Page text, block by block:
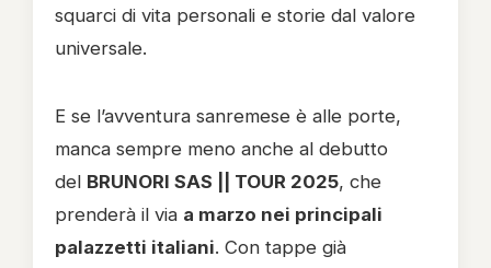
squarci di vita personali e storie dal valore
universale.
E se l’avventura sanremese è alle porte,
manca sempre meno anche al debutto
del BRUNORI SAS || TOUR 2025, che
prenderà il via a marzo nei principali
palazzetti italiani. Con tappe già